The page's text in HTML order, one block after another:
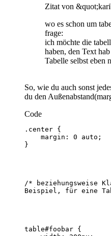
Zitat von
wo es schon um
frage:
ich möchte die
haben, den Text
Tabelle selbst eben
So, wie du auch sonst
du den
Code